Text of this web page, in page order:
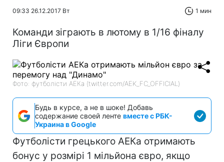
09:33 26.12.2017 Вт 1 мин
Команди зіграють в лютому в 1/16 фіналу
Ліги Європи
Фото: футболісти АЕКа (twitter.com/AEK_FC_OFFICIAL)
Будь в курсе, а не в шоке! Добавь
содержание своей ленте вместе с РБК-
Украина в Google
Футболісти грецького АЕКа отримають
бонус у розмірі 1 мільйона євро, якщо